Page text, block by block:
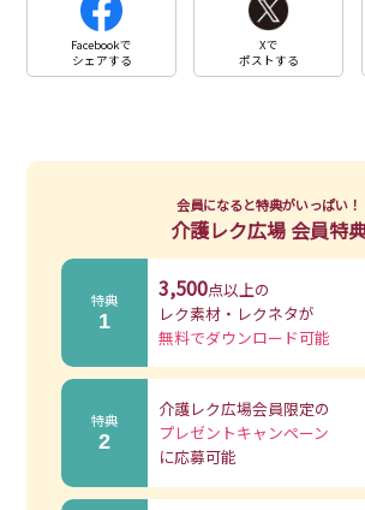
Facebookで
シェアする
Xで
ポストする
会員になると特典がいっぱい！
介護レク広場 会員特
特典
1
3,500点以上の
レク素材・レクネタが
無料でダウンロード可能
特典
2
介護レク広場会員限定の
プレゼントキャンペーン
に応募可能